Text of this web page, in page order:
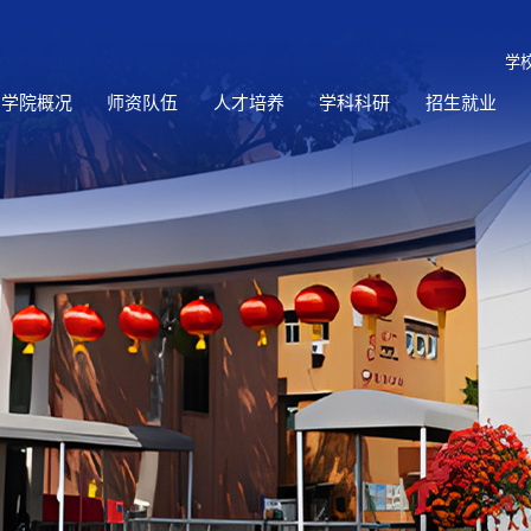
学
学院概况 师资队伍 人才培养 学科科研 招生就业